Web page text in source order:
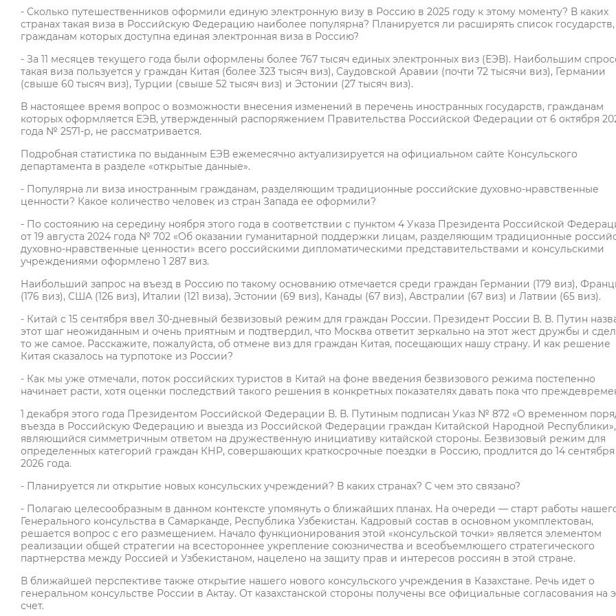
- Сколько путешественников оформили единую электронную визу в Россию в 2025 году к этому моменту? В каких
странах такая виза в Российскую Федерацию наиболее популярна? Планируется ли расширять список государств,
гражданам которых доступна единая электронная виза в Россию?
- За 11 месяцев текущего года были оформлены более 767 тысяч единых электронных виз (ЕЭВ). Наибольшим
такая виза пользуется у граждан Китая (более 323 тысяч виз), Саудовской Аравии (почти 72 тысячи виз), Германии
(свыше 60 тысяч виз), Турции (свыше 52 тысяч виз) и Эстонии (27 тысяч виз).
В настоящее время вопрос о возможности внесения изменений в перечень иностранных государств, гражданам
которых оформляется ЕЭВ, утвержденный распоряжением Правительства Российской Федерации от 6 октября
года № 2571-р, не рассматривается.
Подробная статистика по выданным ЕЭВ ежемесячно актуализируется на официальном сайте Консульского
департамента в разделе «открытые данные».
- Популярна ли виза иностранным гражданам, разделяющим традиционные российские духовно-нравственные
ценности? Какое количество человек из стран Запада ее оформили?
- По состоянию на середину ноября этого года в соответствии с пунктом 4 Указа Президента Российской
от 19 августа 2024 года № 702 «Об оказании гуманитарной поддержки лицам, разделяющим традиционные
духовно-нравственные ценности» всего российскими дипломатическими представительствами и консульскими
учреждениями оформлено 1 287 виз.
Наибольший запрос на въезд в Россию по такому основанию отмечается среди граждан Германии (179 виз),
(176 виз), США (126 виз), Италии (121 виза), Эстонии (69 виз), Канады (67 виз), Австралии (67 виз) и Латвии (65 виз).
- Китай с 15 сентября ввел 30-дневный безвизовый режим для граждан России. Президент России В. В. Путин
этот шаг неожиданным и очень приятным и подтвердил, что Москва ответит зеркально на этот жест дружбы и
то же самое. Расскажите, пожалуйста, об отмене виз для граждан Китая, посещающих нашу страну. И как решение
Китая сказалось на турпотоке из России?
- Как мы уже отмечали, поток российских туристов в Китай на фоне введения безвизового режима постепенно
начинает расти, хотя оценки последствий такого решения в конкретных показателях давать пока что
1 декабря этого года Президентом Российской Федерации В. В. Путиным подписан Указ № 872 «О временном
въезда в Российскую Федерацию и выезда из Российской Федерации граждан Китайской Народной Республики»,
являющийся симметричным ответом на дружественную инициативу китайской стороны. Безвизовый режим для
определенных категорий граждан КНР, совершающих краткосрочные поездки в Россию, продлится до 14 сентября
2026 года.
- Планируется ли открытие новых консульских учреждений? В каких странах? С чем это связано?
- Полагаю целесообразным в данном контексте упомянуть о ближайших планах. На очереди — старт работы
Генерального консульства в Самарканде, Республика Узбекистан. Кадровый состав в основном укомплектован,
решается вопрос с его размещением. Начало функционирования этой «консульской точки» является элементом
реализации общей стратегии на всестороннее укрепление союзничества и всеобъемлющего стратегического
партнерства между Россией и Узбекистаном, нацелено на защиту прав и интересов россиян в этой стране.
В ближайшей перспективе также открытие нашего нового консульского учреждения в Казахстане. Речь идет о
генеральном консульстве России в Актау. От казахстанской стороны получены все официальные согласования на
счет.